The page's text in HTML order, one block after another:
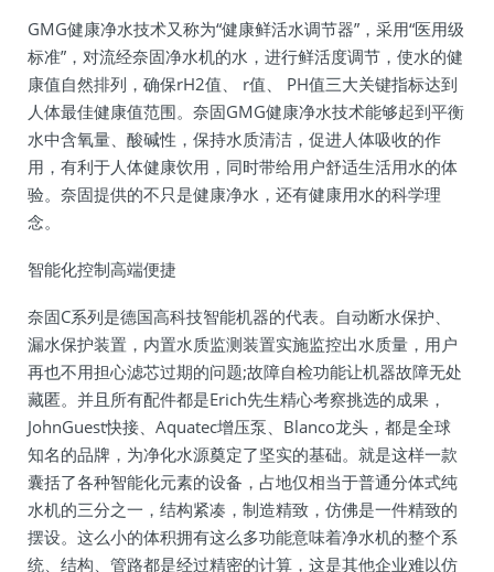
GMG健康净水技术又称为“健康鲜活水调节器”，采用“医用级
标准”，对流经奈固净水机的水，进行鲜活度调节，使水的健
康值自然排列，确保rH2值、 r值、 PH值三大关键指标达到
人体最佳健康值范围。奈固GMG健康净水技术能够起到平衡
水中含氧量、酸碱性，保持水质清洁，促进人体吸收的作
用，有利于人体健康饮用，同时带给用户舒适生活用水的体
验。奈固提供的不只是健康净水，还有健康用水的科学理
念。
智能化控制高端便捷
奈固C系列是德国高科技智能机器的代表。自动断水保护、
漏水保护装置，内置水质监测装置实施监控出水质量，用户
再也不用担心滤芯过期的问题;故障自检功能让机器故障无处
藏匿。并且所有配件都是Erich先生精心考察挑选的成果，
JohnGuest快接、Aquatec增压泵、Blanco龙头，都是全球
知名的品牌，为净化水源奠定了坚实的基础。就是这样一款
囊括了各种智能化元素的设备，占地仅相当于普通分体式纯
水机的三分之一，结构紧凑，制造精致，仿佛是一件精致的
摆设。这么小的体积拥有这么多功能意味着净水机的整个系
统、结构、管路都是经过精密的计算，这是其他企业难以仿